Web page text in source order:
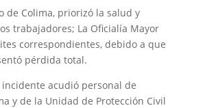
de Colima, priorizó la salud y
trabajadores; La Oficialía Mayor
correspondientes, debido a que
pérdida total.
acudió personal de
y de la Unidad de Protección Civil